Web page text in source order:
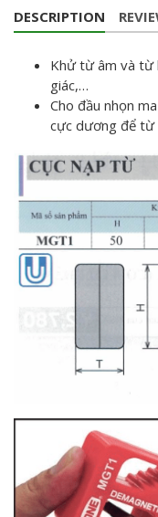
DESCRIPTION
Khử từ âm và từ
giác,…
Cho đầu nhọn
cực dương để từ